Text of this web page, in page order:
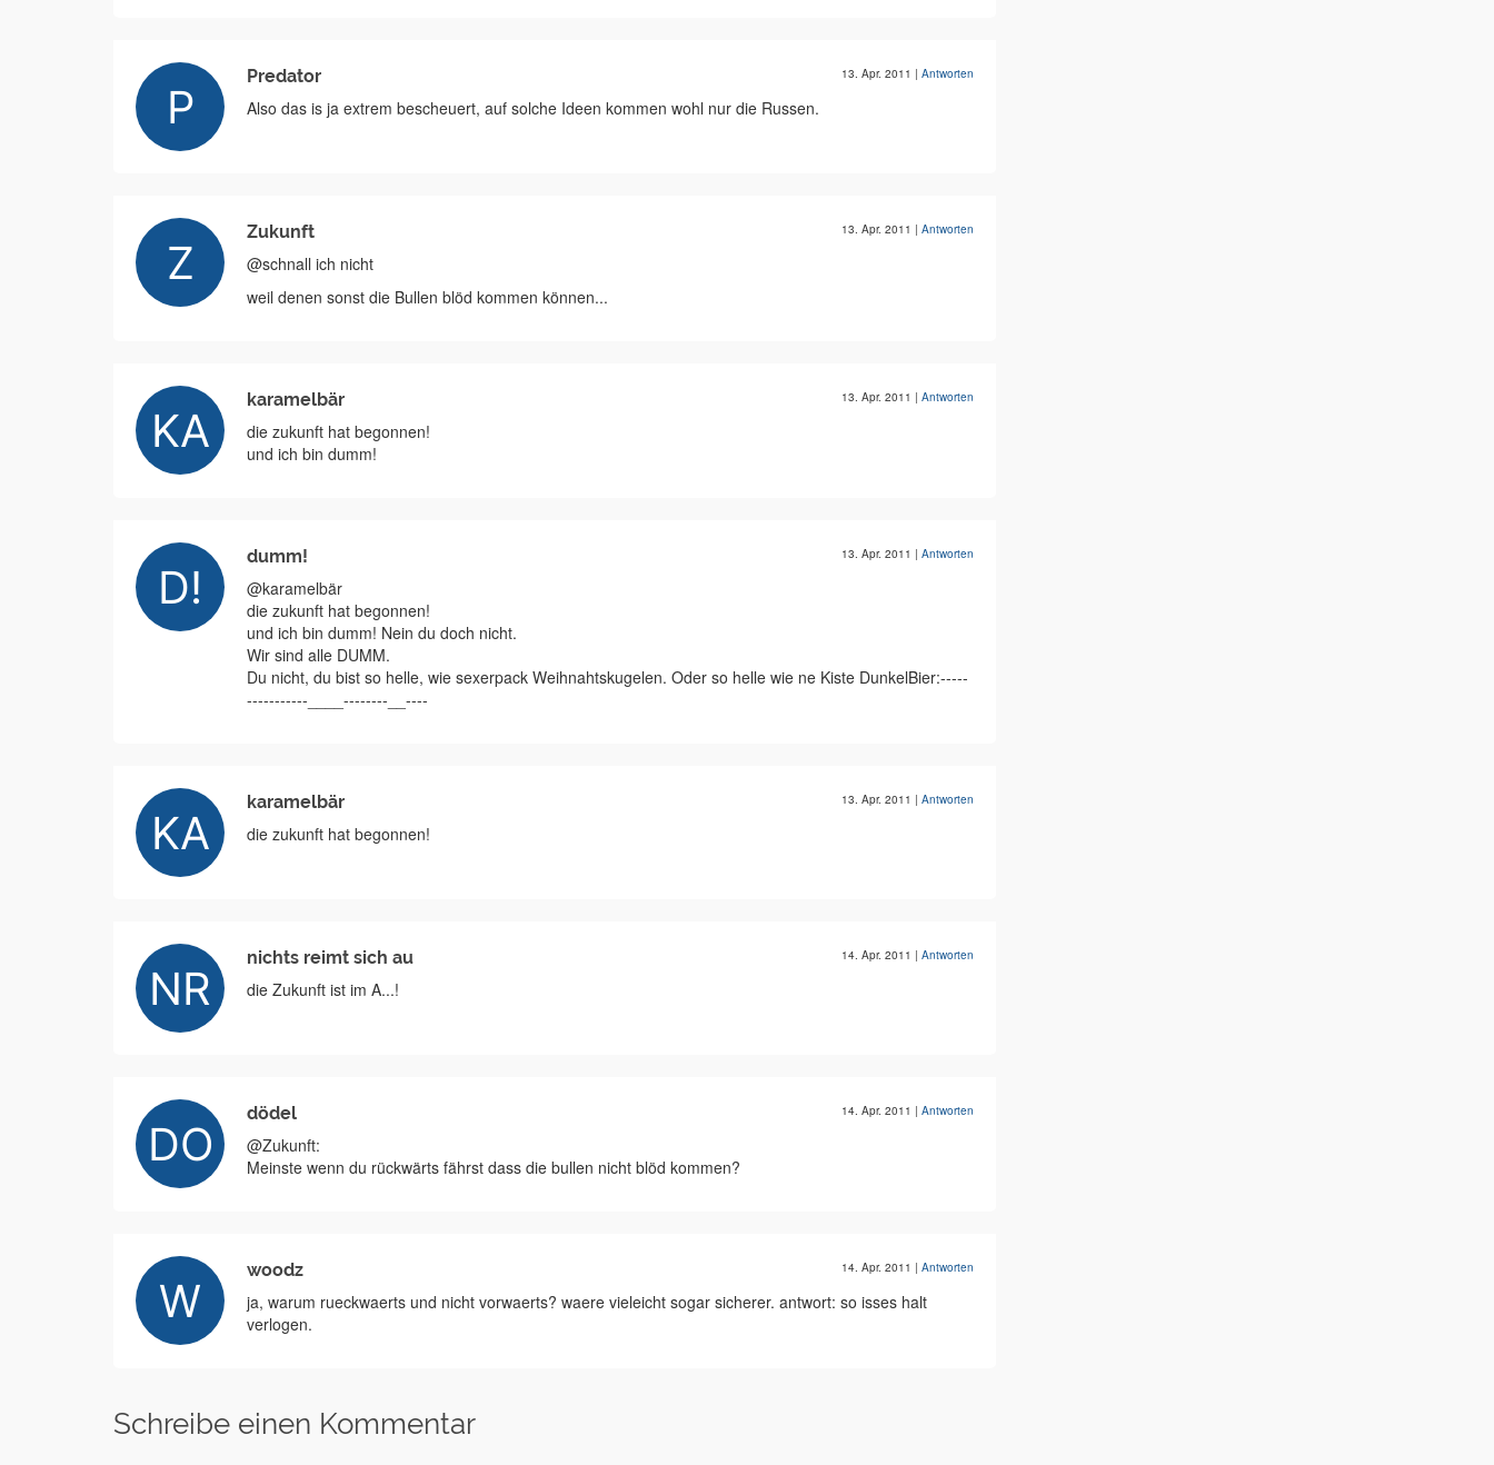
Predator 13. Apr. 2011 | Antworten
Also das is ja extrem bescheuert, auf solche Ideen kommen wohl nur die Russen.
Zukunft 13. Apr. 2011 | Antworten
@schnall ich nicht
weil denen sonst die Bullen blöd kommen können...
karamelbär 13. Apr. 2011 | Antworten
die zukunft hat begonnen!
und ich bin dumm!
dumm! 13. Apr. 2011 | Antworten
@karamelbär
die zukunft hat begonnen!
und ich bin dumm! Nein du doch nicht.
Wir sind alle DUMM.
Du nicht, du bist so helle, wie sexerpack Weihnahtskugelen. Oder so helle wie ne Kiste DunkelBier:-----
-----------____--------__----
karamelbär 13. Apr. 2011 | Antworten
die zukunft hat begonnen!
nichts reimt sich au 14. Apr. 2011 | Antworten
die Zukunft ist im A...!
dödel 14. Apr. 2011 | Antworten
@Zukunft:
Meinste wenn du rückwärts fährst dass die bullen nicht blöd kommen?
woodz 14. Apr. 2011 | Antworten
ja, warum rueckwaerts und nicht vorwaerts? waere vieleicht sogar sicherer. antwort: so isses halt
verlogen.
Schreibe einen Kommentar